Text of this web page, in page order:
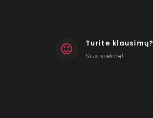
Turite klausimų?
Susisiekite!